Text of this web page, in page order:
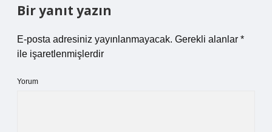
Bir yanıt yazın
E-posta adresiniz yayınlanmayacak. Gerekli alanlar *
ile işaretlenmişlerdir
Yorum